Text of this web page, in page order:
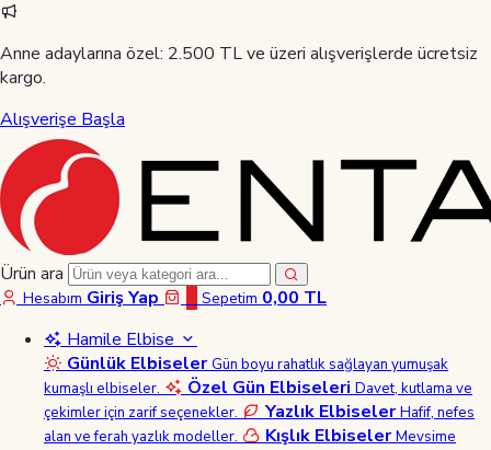
Anne adaylarına özel: 2.500 TL ve üzeri alışverişlerde ücretsiz
kargo.
Alışverişe Başla
Ürün ara
Hesabım Giriş Yap Sepetim 0,00 TL
Hamile Elbise
Günlük Elbiseler Gün boyu rahatlık sağlayan yumuşak
kumaşlı elbiseler.
Özel Gün Elbiseleri Davet, kutlama ve
çekimler için zarif seçenekler.
Yazlık Elbiseler Hafif, nefes
alan ve ferah yazlık modeller.
Kışlık Elbiseler Mevsime